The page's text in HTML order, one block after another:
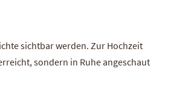
sichtbar werden. Zur Hochzeit
sondern in Ruhe angeschaut